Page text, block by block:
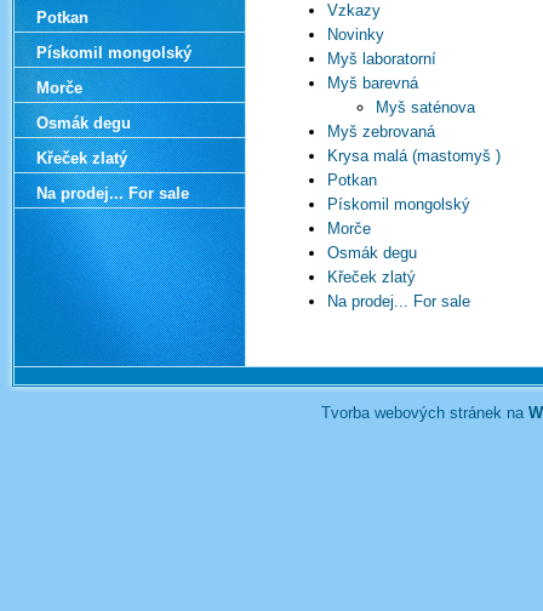
Vzkazy
Novinky
Myš laboratorní
Myš barevná
Myš saténova
Myš zebrovaná
Krysa malá (mastomyš )
Potkan
Pískomil mongolský
Morče
Osmák degu
Křeček zlatý
Na prodej... For sale
Potkan
Pískomil mongolský
Morče
Osmák degu
Křeček zlatý
Na prodej... For sale
Tvorba webových stránek na